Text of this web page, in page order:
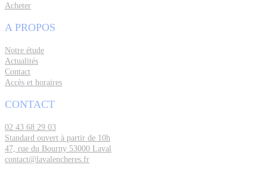
Acheter
A PROPOS
Notre étude
Actualités
Contact
Accès et horaires
CONTACT
02 43 68 29 03
Standard ouvert à partir de 10h
47, rue du Bourny 53000 Laval
contact@lavalencheres.fr